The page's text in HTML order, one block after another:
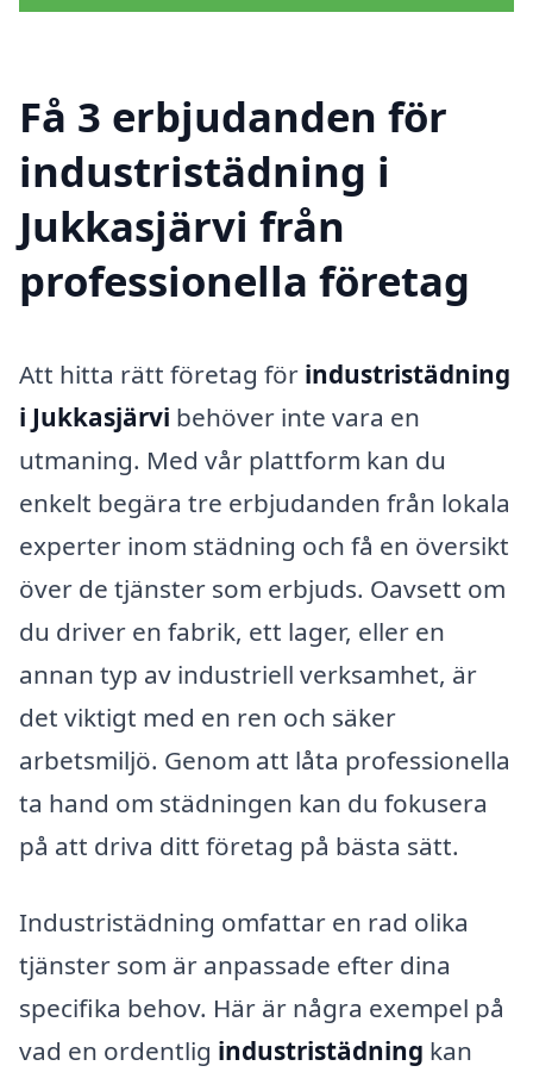
Få 3 erbjudanden för
industristädning i
Jukkasjärvi från
professionella företag
Att hitta rätt företag för industristädning
i Jukkasjärvi behöver inte vara en
utmaning. Med vår plattform kan du
enkelt begära tre erbjudanden från lokala
experter inom städning och få en översikt
över de tjänster som erbjuds. Oavsett om
du driver en fabrik, ett lager, eller en
annan typ av industriell verksamhet, är
det viktigt med en ren och säker
arbetsmiljö. Genom att låta professionella
ta hand om städningen kan du fokusera
på att driva ditt företag på bästa sätt.
Industristädning omfattar en rad olika
tjänster som är anpassade efter dina
specifika behov. Här är några exempel på
vad en ordentlig industristädning kan